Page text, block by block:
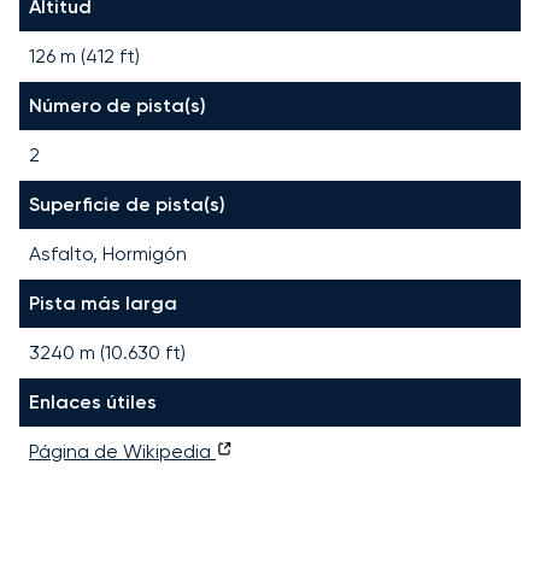
Altitud
126 m (412 ft)
Número de pista(s)
2
Superficie de pista(s)
Asfalto, Hormigón
Pista más larga
3240 m (10.630 ft)
Enlaces útiles
Página de Wikipedia